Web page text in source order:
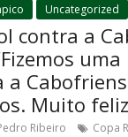
Uncategorized
contra a
a
Muito
Ribeiro Copa